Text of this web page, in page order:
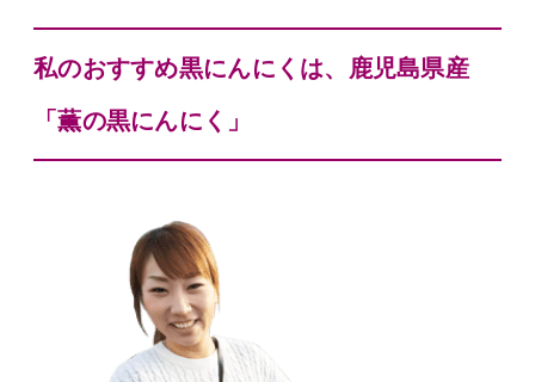
私のおすすめ黒にんにくは、鹿児島県産
「薫の黒にんにく」